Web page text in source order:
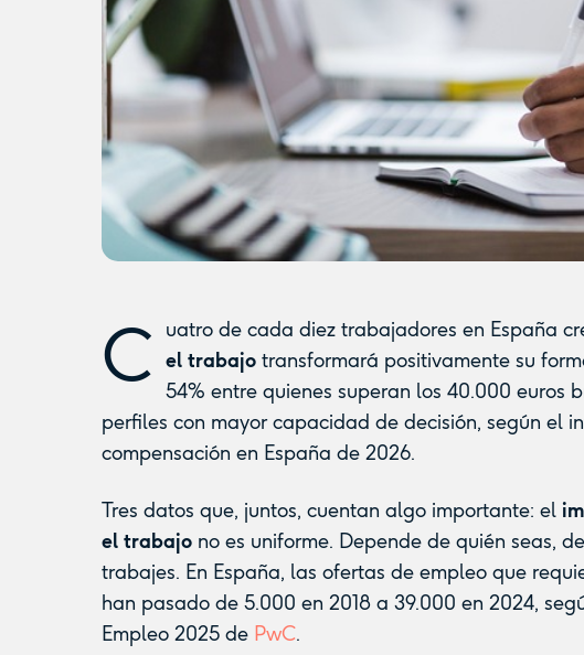
C uatro de cada diez trabajadores en España
el trabajo transformará positivamente su
54% entre quienes superan los 40.000 euros
perfiles con mayor capacidad de decisión, según el
compensación en España de 2026.
Tres datos que, juntos, cuentan algo importante: el
el trabajo no es uniforme. Depende de quién seas,
trabajes. En España, las ofertas de empleo que
han pasado de 5.000 en 2018 a 39.000 en 2024,
Empleo 2025 de PwC.